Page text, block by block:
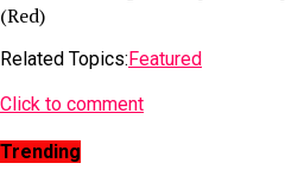
(Red)
Related Topics:Featured
Click to comment
Trending